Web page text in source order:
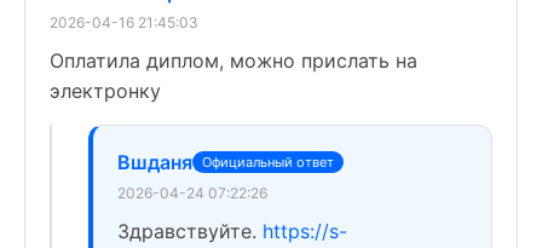
2026-04-16 21:45:03
Оплатила диплом, можно прислать на
электронку
Вшданя Официальный ответ
2026-04-24 07:22:26
Здравствуйте. https://s-